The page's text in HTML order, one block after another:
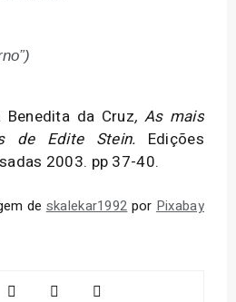
Benedita da Cruz, As mais
de Edite Stein. Edições
2003. pp 37-40.
de skalekar1992 por Pixabay